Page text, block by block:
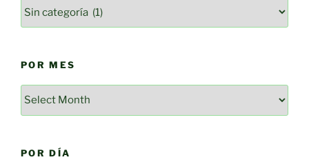
POR MES
POR DÍA